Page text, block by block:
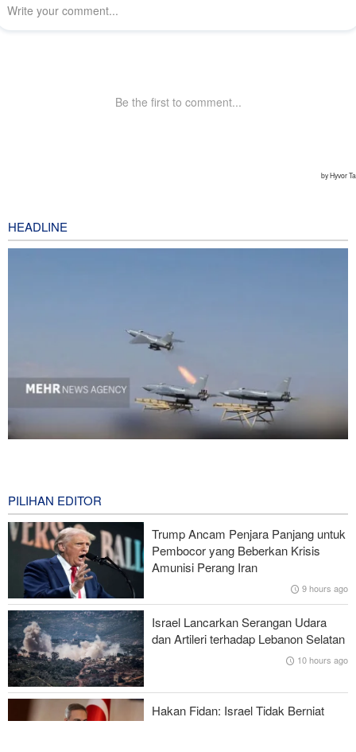
HEADLINE
Brigjen Akrami Nia: Artesh dalam Kondisi Siaga Penuh
Foreign Policy: Riyadh Terjepit di Antara Iran dan Ansarullah,
Kebijakan Ini Gagal
Brigjen Ebnolreza: Teknologi Iran Lebih Unggul daripada Sistem
Impor Mana Pun di Kawasan
Mengapa AS Nyaris Kehabisan Senjata dalam perang melawan
Iran?
PILIHAN EDITOR
Trump Ancam Penjara Panjang untuk
Pembocor yang Beberkan Krisis
Amunisi Perang Iran
9 hours ago
Israel Lancarkan Serangan Udara
dan Artileri terhadap Lebanon Selatan
10 hours ago
Hakan Fidan: Israel Tidak Berniat